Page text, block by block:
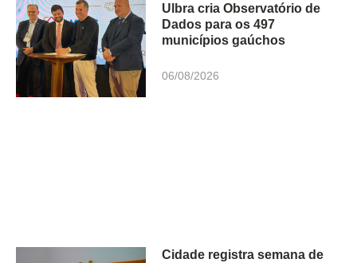
Ulbra cria Observatório de
Dados para os 497
municípios gaúchos
06/08/2026
Cidade registra semana de